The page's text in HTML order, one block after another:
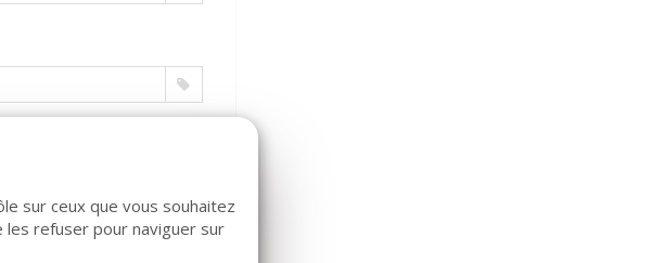
sur ceux que vous souhaitez
les refuser pour naviguer sur